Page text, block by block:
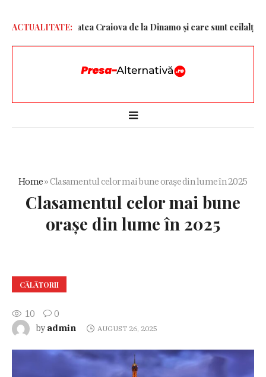
ACTUALITATE:
la Universitatea Craiova de la Dinamo și care sunt ceilalți doi
Home»Clasamentul celor mai bune orașe din lume în 2025
Clasamentul celor mai bune
orașe din lume în 2025
CĂLĂTORII
10
0
by admin AUGUST 26, 2025